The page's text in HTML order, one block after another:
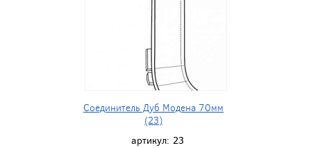
Соединитель Дуб Модена 70мм
(23)
артикул: 23